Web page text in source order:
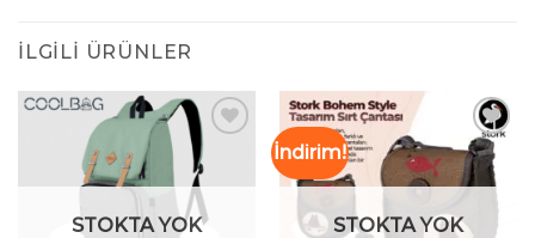
İLGILI ÜRÜNLER
İstek
Listeme
Ekle
STOKTA YOK
İndirim!
Ekle
STOKTA YOK